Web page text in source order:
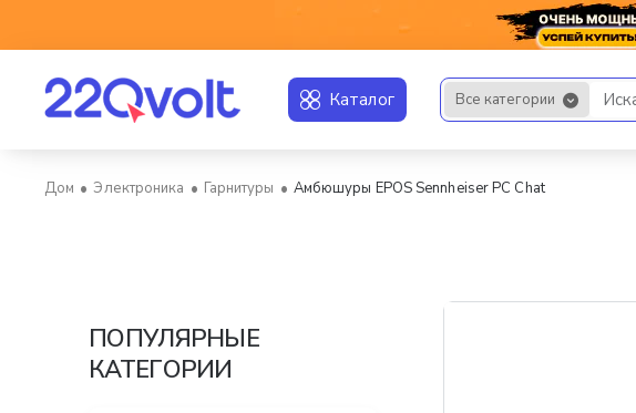
Каталог Все категории
Искать...
Электроника Гарнитуры Амбюшуры EPOS Sennheiser PC Chat
ПОПУЛЯРНЫЕ
КАТЕГОРИИ